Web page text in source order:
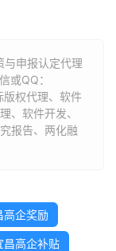
与申报认定代理
或QQ：
权代理、软件
、软件开发、
报告、两化融
高企奖励
昌高企补贴